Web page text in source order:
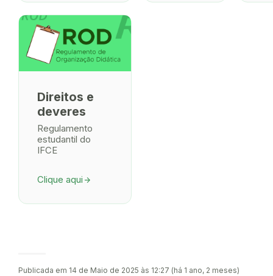
Direitos e
deveres
Regulamento
estudantil do
IFCE
Clique aqui arrow_forward
Publicada em 14 de Maio de 2025 às 12:27 (há 1 ano, 2 meses)